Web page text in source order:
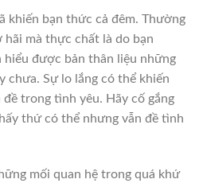
khiến bạn thức cả đêm. Thường
hãi mà thực chất là do bạn
hiểu được bản thân liệu những
chưa. Sự lo lắng có thể khiến
trong tình yêu. Hãy cố gắng
thứ có thể nhưng vẫn đề tình
mối quan hệ trong quá khứ